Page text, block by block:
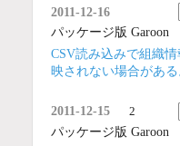
2011-12-16
パッケージ版 Garoon
CSV読み込みで組織
映されない場合がある
2011-12-15 2
パッケージ版 Garoon